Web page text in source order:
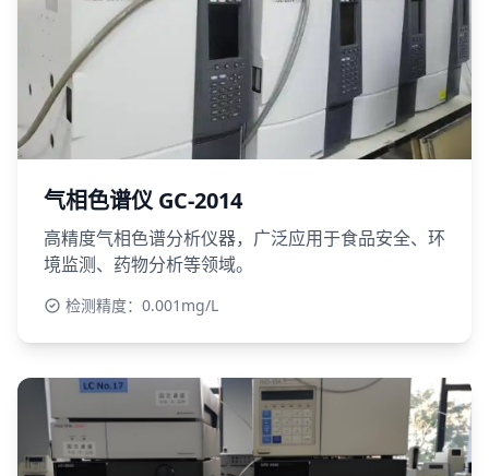
气相色谱仪 GC-2014
高精度气相色谱分析仪器，广泛应用于食品安全、环
境监测、药物分析等领域。
检测精度：0.001mg/L